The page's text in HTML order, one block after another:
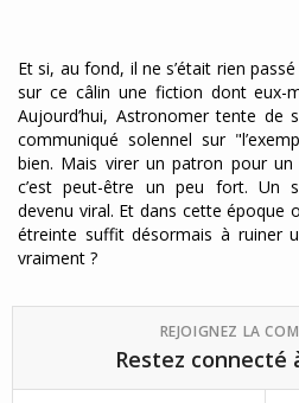
Et si, au fond, il ne s’était rien
sur ce câlin une fiction dont eux-
Aujourd’hui, Astronomer tente de
communiqué solennel sur
bien. Mais virer un patron pour
c’est peut-être un peu fort. Un
devenu viral. Et dans cette époque
étreinte suffit désormais à ruiner
vraiment ?
REJOIGNEZ LA
Restez